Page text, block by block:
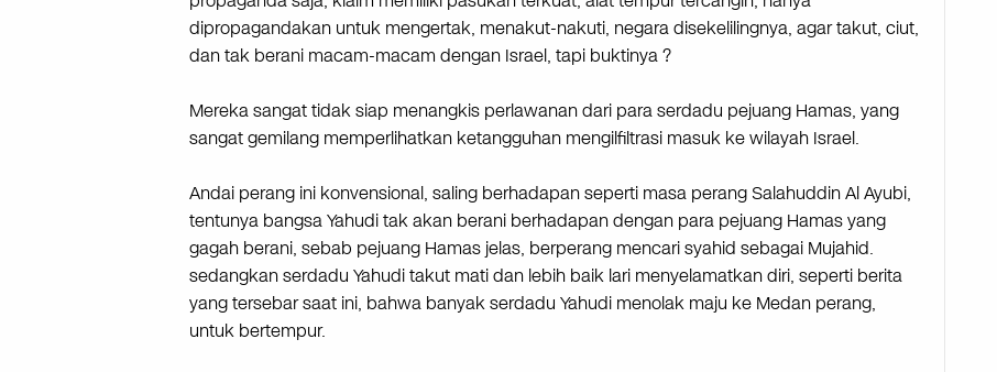
dipropagandakan untuk mengertak, menakut-nakuti, negara disekelilingnya, agar takut, ciut,
dan tak berani macam-macam dengan Israel, tapi buktinya ?
Mereka sangat tidak siap menangkis perlawanan dari para serdadu pejuang Hamas, yang
sangat gemilang memperlihatkan ketangguhan mengilfiltrasi masuk ke wilayah Israel.
Andai perang ini konvensional, saling berhadapan seperti masa perang Salahuddin Al Ayubi,
tentunya bangsa Yahudi tak akan berani berhadapan dengan para pejuang Hamas yang
gagah berani, sebab pejuang Hamas jelas, berperang mencari syahid sebagai Mujahid.
sedangkan serdadu Yahudi takut mati dan lebih baik lari menyelamatkan diri, seperti berita
yang tersebar saat ini, bahwa banyak serdadu Yahudi menolak maju ke Medan perang,
untuk bertempur.